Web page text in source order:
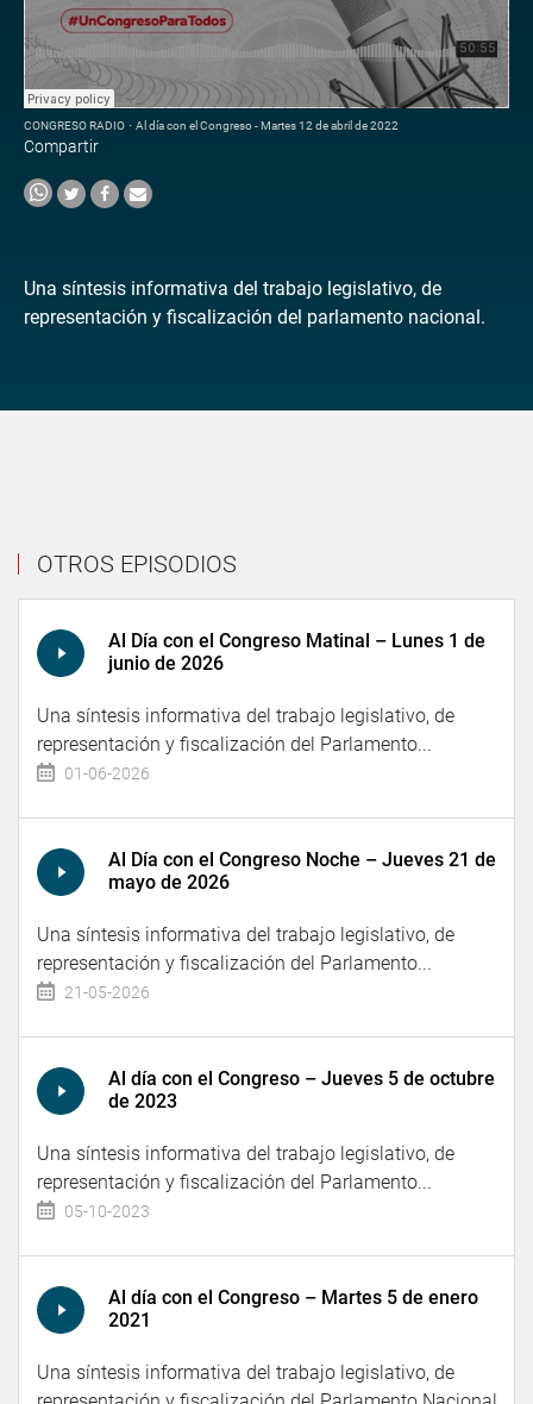
CONGRESO RADIO · Al día con el Congreso - Martes 12 de abril de 2022
Compartir
Una síntesis informativa del trabajo legislativo, de
representación y fiscalización del parlamento nacional.
OTROS EPISODIOS
Al Día con el Congreso Matinal – Lunes 1 de
junio de 2026
Una síntesis informativa del trabajo legislativo, de
representación y fiscalización del Parlamento...
01-06-2026
Al Día con el Congreso Noche – Jueves 21 de
mayo de 2026
Una síntesis informativa del trabajo legislativo, de
representación y fiscalización del Parlamento...
21-05-2026
Al día con el Congreso – Jueves 5 de octubre
de 2023
Una síntesis informativa del trabajo legislativo, de
representación y fiscalización del Parlamento...
05-10-2023
Al día con el Congreso – Martes 5 de enero
2021
Una síntesis informativa del trabajo legislativo, de